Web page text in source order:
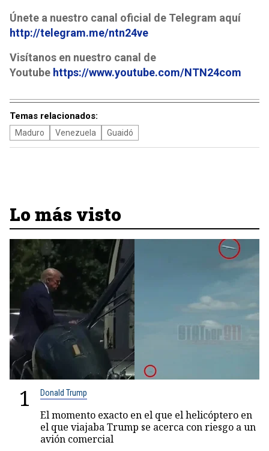
Únete a nuestro canal oficial de Telegram aquí
http://telegram.me/ntn24ve
Visítanos en nuestro canal de
Youtube https://www.youtube.com/NTN24com
Temas relacionados:
Maduro Venezuela Guaidó
Lo más visto
1 Donald Trump
El momento exacto en el que el helicóptero en
el que viajaba Trump se acerca con riesgo a un
avión comercial